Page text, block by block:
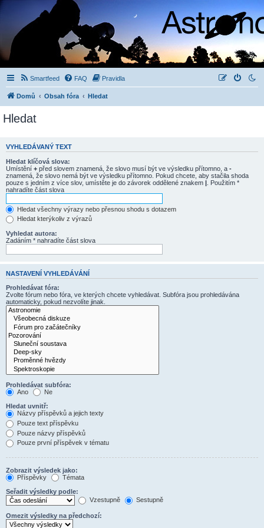
Smartfeed FAQ Pravidla
Domů Obsah fóra Hledat
Hledat
VYHLEDÁVANÝ TEXT
Hledat klíčová slova:
Umístění + před slovem znamená, že slovo musí být ve výsledku přítomno, a -
znamená, že slovo nemá být ve výsledku přítomno. Pokud chcete, aby stačila shoda
pouze s jedním z více slov, umístěte je do závorek oddělené znakem | . Použitím *
nahradíte část slova
Hledat všechny výrazy nebo přesnou shodu s dotazem
Hledat kterýkoliv z výrazů
Vyhledat autora:
Zadáním * nahradíte část slova
NASTAVENÍ VYHLEDÁVÁNÍ
Prohledávat fóra:
Zvolte fórum nebo fóra, ve kterých chcete vyhledávat. Subfóra jsou prohledávána
automaticky, pokud nezvolíte jinak.
Prohledávat subfóra:
Ano
Ne
Hledat uvnitř:
Názvy příspěvků a jejich texty
Pouze text příspěvku
Pouze názvy příspěvků
Pouze první příspěvek v tématu
Zobrazit výsledek jako:
Příspěvky
Témata
Seřadit výsledky podle:
Vzestupně
Sestupně
Omezit výsledky na předchozí: